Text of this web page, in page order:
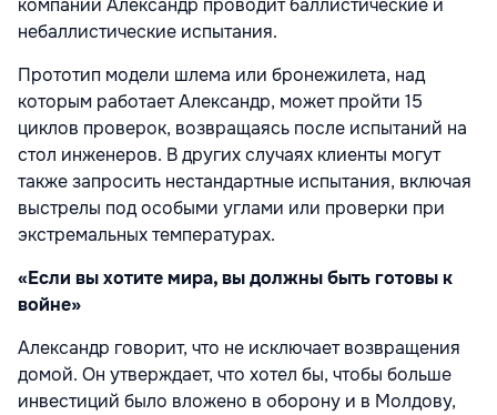
компании Александр проводит баллистические и
небаллистические испытания.
Прототип модели шлема или бронежилета, над
которым работает Александр, может пройти 15
циклов проверок, возвращаясь после испытаний на
стол инженеров. В других случаях клиенты могут
также запросить нестандартные испытания, включая
выстрелы под особыми углами или проверки при
экстремальных температурах.
«Если вы хотите мира, вы должны быть готовы к
войне»
Александр говорит, что не исключает возвращения
домой. Он утверждает, что хотел бы, чтобы больше
инвестиций было вложено в оборону и в Молдову,